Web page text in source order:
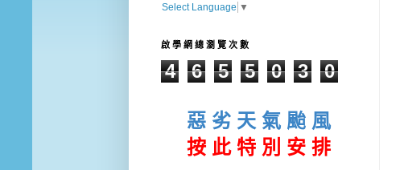
Select Language ▼
啟 學 網 總 瀏 覽 次 數
4 6 5 5 0 3 0
惡 劣 天 氣 颱 風
按 此 特 別 安 排